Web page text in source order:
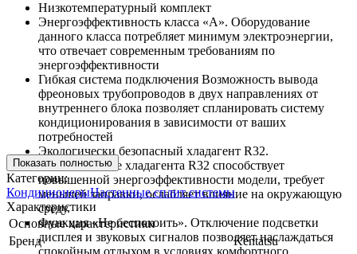
Низкотемпературный комплект
Энергоэффективность класса «А». Оборудование
данного класса потребляет минимум электроэнергии,
что отвечает современным требованиям по
энергоэффективности
Гибкая система подключения Возможность вывода
фреоновых трубопроводов в двух направлениях от
внутреннего блока позволяет спланировать систему
кондиционирования в зависимости от ваших
потребностей
Экологически безопасный хладагент R32.
Использование хладагента R32 способствует
повышенной энергоэффективности модели, требует
меньшей заправки, ослабляет влияние на окружающую
среду.
Функция «Не беспокоить». Отключение подсветки
дисплея и звуковых сигналов позволяет наслаждаться
Показать полностью
Категории:
КондиционерыНастенные сплит системы
Характеристики
Основные характеристики
Бренд
Kentatsu